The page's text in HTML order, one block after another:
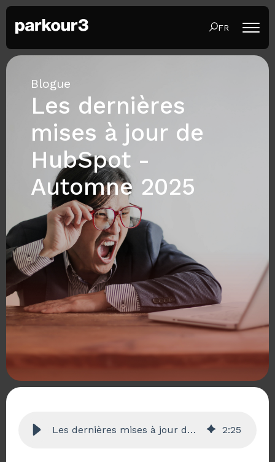
FR
Blogue
Les dernières
mises à jour de
HubSpot -
Automne 2025
Les dernières mises à jour de HubSpot - Automne 2025 2:25